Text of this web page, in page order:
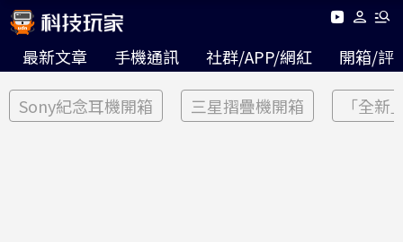
最新文章 手機通訊 社群/APP/網紅 開箱/評
Sony紀念耳機開箱 三星摺疊機開箱 「全新